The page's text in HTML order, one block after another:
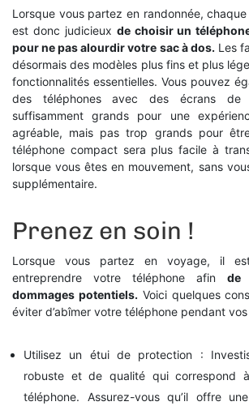
Lorsque vous partez en randonnée,
est donc judicieux de choisir un
pour ne pas alourdir votre sac à dos. Les
désormais des modèles plus fins et plus
fonctionnalités essentielles. Vous pouvez
des téléphones avec des écrans de
suffisamment grands pour une
agréable, mais pas trop grands pour
téléphone compact sera plus facile à
lorsque vous êtes en mouvement, sans
supplémentaire.
Prenez en soin !
Lorsque vous partez en voyage, il
entreprendre votre téléphone afin de
dommages potentiels. Voici quelques
éviter d’abîmer votre téléphone pendant
Utilisez un étui de protection :
robuste et de qualité qui correspond
téléphone. Assurez-vous qu’il offre